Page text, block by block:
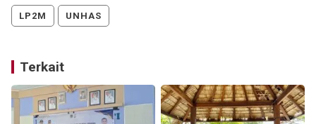
LP2M UNHAS
Terkait